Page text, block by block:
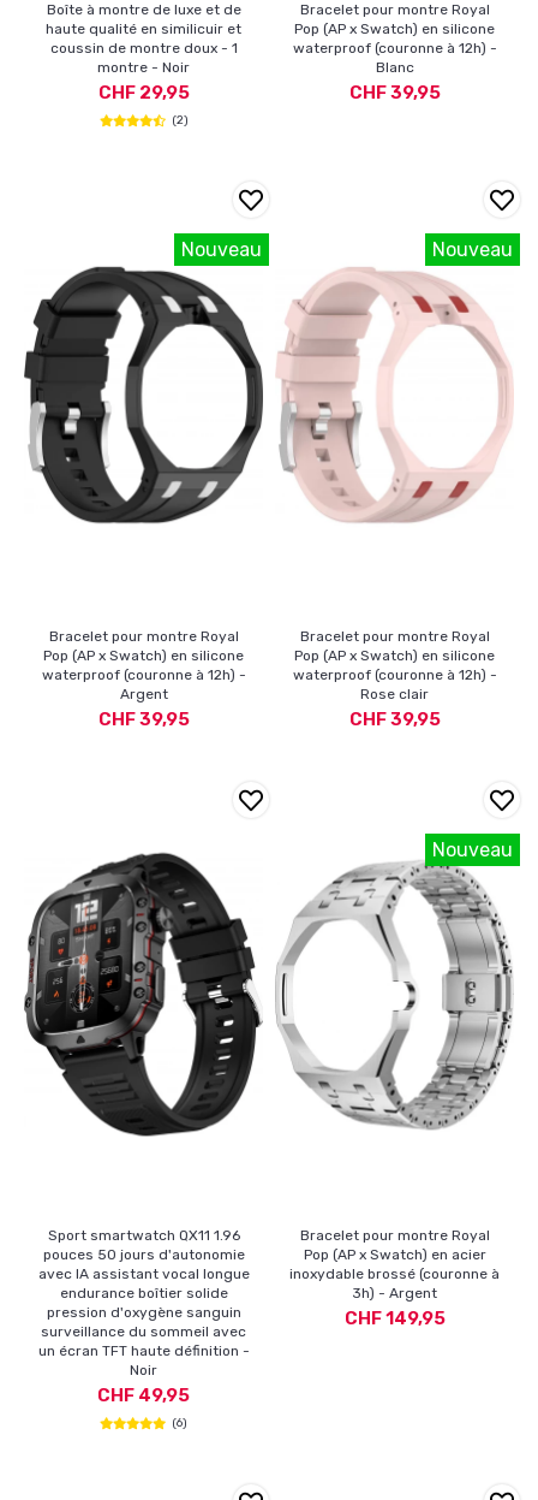
Boîte à montre de luxe et de
haute qualité en similicuir et
coussin de montre doux - 1
montre - Noir
CHF 29,95
(2)
Bracelet pour montre Royal
Pop (AP x Swatch) en silicone
waterproof (couronne à 12h) -
Blanc
CHF 39,95
Bracelet pour montre Royal
Pop (AP x Swatch) en silicone
waterproof (couronne à 12h) -
Argent
CHF 39,95
Nouveau
Bracelet pour montre Royal
Pop (AP x Swatch) en silicone
waterproof (couronne à 12h) -
Rose clair
CHF 39,95
Nouveau
Sport smartwatch QX11 1.96
pouces 50 jours d'autonomie
avec IA assistant vocal longue
endurance boîtier solide
pression d'oxygène sanguin
surveillance du sommeil avec
un écran TFT haute définition -
Noir
CHF 49,95
(6)
Bracelet pour montre Royal
Pop (AP x Swatch) en acier
inoxydable brossé (couronne à
3h) - Argent
CHF 149,95
Nouveau